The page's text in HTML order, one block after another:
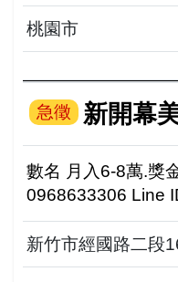
桃園市
急徵 新開幕
數名 月入6-8萬.獎
0968633306 Line
二段161號2樓
新竹市經國路二段